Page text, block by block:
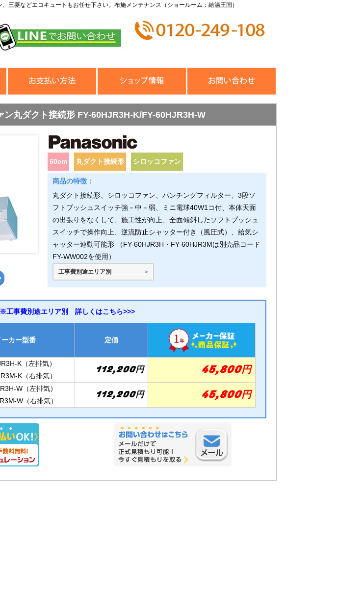
三菱などエコキュートもお任せ下さい。布施メンテナンス（ショールーム：給湯王国）
ン丸ダクト接続形 FY-60HJR3H-K/FY-60HJR3H-W
60cm 丸ダクト接続形 シロッコファン
丸ダクト接続形、シロッコファン、パンチングフィルター、3段ソ
フトプッシュスイッチ強－中－弱、ミニ電球40W1コ付、本体天面
の出張りをなくして、施工性が向上、全面傾斜したソフトプッシュ
スイッチで操作向上、逆流防止シャッター付き（風圧式）、給気シ
ャッター連動可能形 （FY-60HJR3H・FY-60HJR3Mは別売品コード
FY-WW002を使用）
工事費別途エリア別
※工事費別途エリア別 詳しくはこちら>>>
ーカー型番 定価
K（左排気）
K（右排気）
112,200円 45,800円
W（左排気）
W（右排気）
112,200円 45,800円